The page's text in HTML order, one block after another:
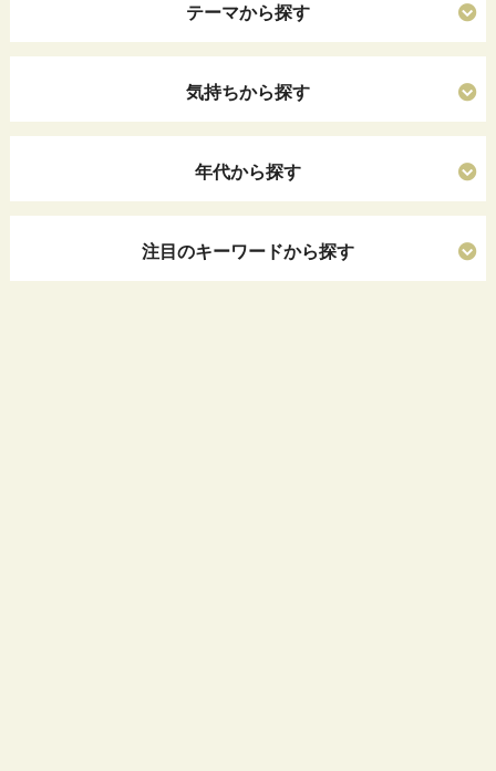
テーマから探す
気持ちから探す
年代から探す
注目のキーワードから探す